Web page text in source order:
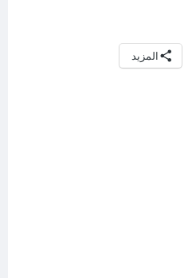
المزيد